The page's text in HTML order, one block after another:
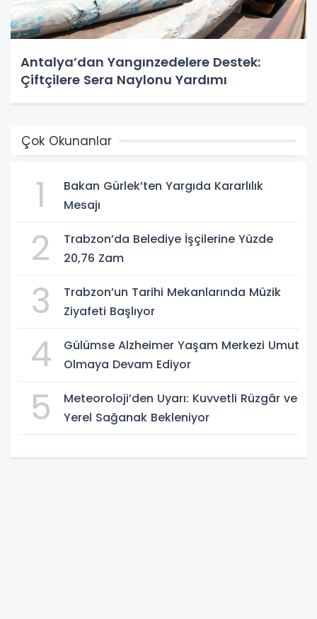
Antalya’dan Yangınzedelere Destek:
Çiftçilere Sera Naylonu Yardımı
Çok Okunanlar
1
Bakan Gürlek’ten Yargıda Kararlılık
Mesajı
2
Trabzon’da Belediye İşçilerine Yüzde
20,76 Zam
3
Trabzon’un Tarihi Mekanlarında Müzik
Ziyafeti Başlıyor
4
Gülümse Alzheimer Yaşam Merkezi Umut
Olmaya Devam Ediyor
5
Meteoroloji’den Uyarı: Kuvvetli Rüzgâr ve
Yerel Sağanak Bekleniyor